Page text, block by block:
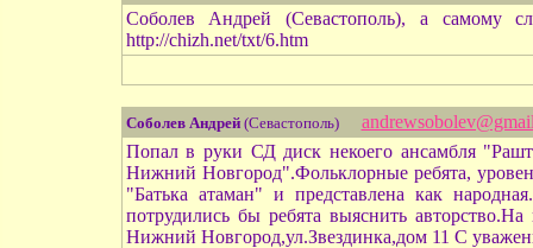
Соболев Андрей (Севастополь), а самому
http://chizh.net/txt/6.htm
Соболев Андрей(Севастополь)
Попал в руки СД диск некоего ансамбля
Нижний Новгород".Фольклорные ребята,
"Батька атаман" и представлена как
потрудились бы ребята выяснить
Нижний Новгород,ул.Звездинка,дом 11 С